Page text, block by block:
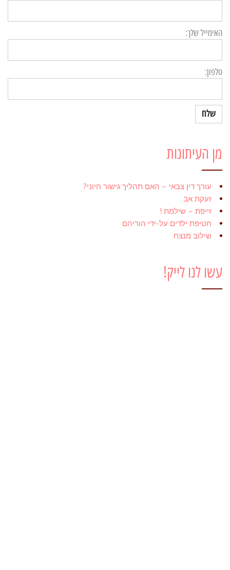
האימייל שלך:
טלפון:
מן העיתונות
עורך דין צבאי – האם תהליך גישור חיוני?
זעקת אב
זייפת – שילמת !
חטיפת ילדים על-ידי הוריהם
שילוב מנצח
עשו לנו לייק!